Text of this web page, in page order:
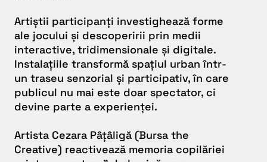
Artiștii participanți investighează forme
ale jocului și descoperirii prin medii
interactive, tridimensionale și digitale.
Instalațiile transformă spațiul urban într-
un traseu senzorial și participativ, în care
publicul nu mai este doar spectator, ci
devine parte a experienței.
Artista Cezara Pâțâligă (Bursa the
Creative) reactivează memoria copilăriei